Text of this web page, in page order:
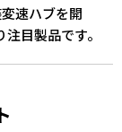
速ハブを開
目製品です。